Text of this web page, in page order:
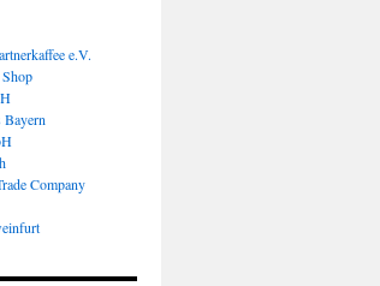
e.V.
Company